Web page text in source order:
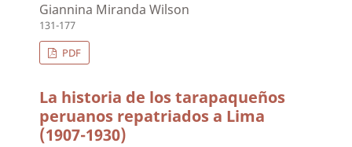
Giannina Miranda Wilson
131-177
PDF
La historia de los tarapaqueños
peruanos repatriados a Lima
(1907-1930)